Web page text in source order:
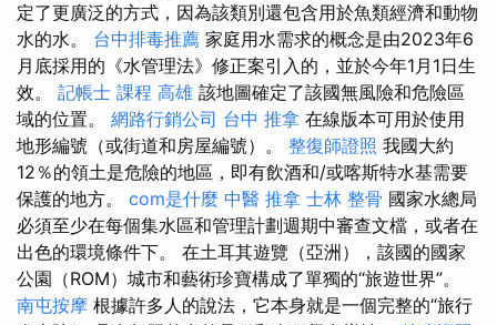
定了更廣泛的方式，因為該類別還包含用於魚類經濟和動物
水的水。 台中排毒推薦 家庭用水需求的概念是由2023年6
月底採用的《水管理法》修正案引入的，並於今年1月1日生
效。 記帳士 課程 高雄 該地圖確定了該國無風險和危險區
域的位置。 網路行銷公司 台中 推拿 在線版本可用於使用
地形編號（或街道和房屋編號）。 整復師證照 我國大約
12％的領土是危險的地區，即有飲酒和/或喀斯特水基需要
保護的地方。 com是什麼 中醫 推拿 士林 整骨 國家水總局
必須至少在每個集水區和管理計劃週期中審查文檔，或者在
出色的環境條件下。 在土耳其遊覽（亞洲），該國的國家
公園（ROM）城市和藝術珍寶構成了單獨的“旅遊世界”。
南屯按摩 根據許多人的說法，它本身就是一個完整的“旅行